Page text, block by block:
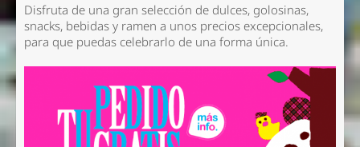
Disfruta de una gran selección de dulces, golosinas,
snacks, bebidas y ramen a unos precios excepcionales,
para que puedas celebrarlo de una forma única.